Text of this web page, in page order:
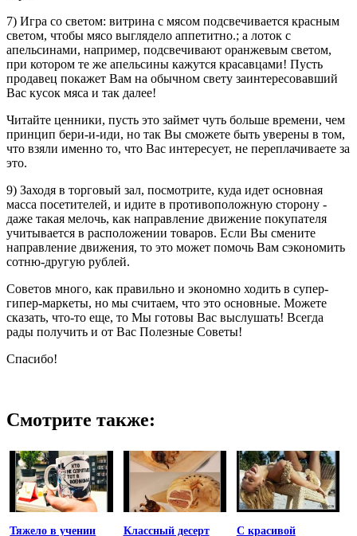
7) Игра со светом: витрина с мясом подсвечивается красным
светом, чтобы мясо выглядело аппетитно.; а лоток с
апельсинами, например, подсвечивают оранжевым светом,
при котором те же апельсины кажутся красавцами! Пусть
продавец покажет Вам на обычном свету заинтересовавший
Вас кусок мяса и так далее!
Читайте ценники, пусть это займет чуть больше времени, чем
принцип бери-и-иди, но так Вы сможете быть уверены в том,
что взяли именно то, что Вас интересует, не переплачиваете за
это.
9) Заходя в торговый зал, посмотрите, куда идет основная
масса посетителей, и идите в противоположную сторону -
даже такая мелочь, как направление движение покупателя
учитывается в расположении товаров. Если Вы смените
направление движения, то это может помочь Вам сэкономить
сотню-другую рублей.
Советов много, как правильно и экономно ходить в супер-
гипер-маркеты, но мы считаем, что это основные. Можете
сказать, что-то еще, то Мы готовы Вас выслушать! Всегда
рады получить и от Вас Полезные Советы!
Спасибо!
Смотрите также:
Тяжело в учении Классный десерт С красивой